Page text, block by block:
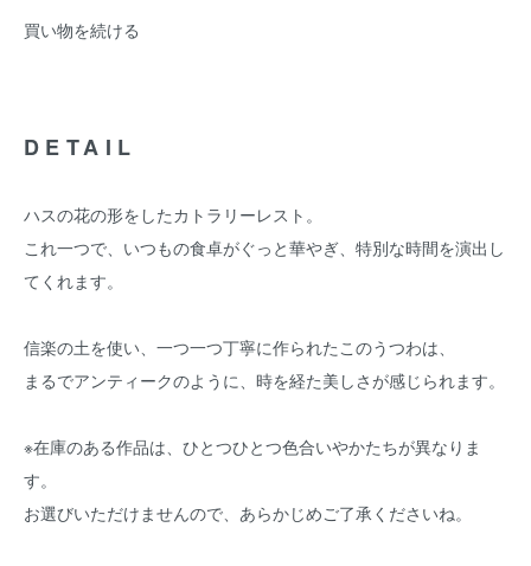
買い物を続ける
DETAIL
ハスの花の形をしたカトラリーレスト。
これ一つで、いつもの食卓がぐっと華やぎ、特別な時間を演出し
てくれます。
信楽の土を使い、一つ一つ丁寧に作られたこのうつわは、
まるでアンティークのように、時を経た美しさが感じられます。
※在庫のある作品は、ひとつひとつ色合いやかたちが異なりま
す。
お選びいただけませんので、あらかじめご了承くださいね。